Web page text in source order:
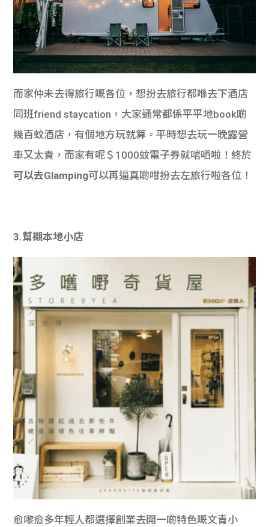
而家仲未去得旅行嘅各位，想扮去旅行都喺去下酒店
同班friend staycation，大家通常都係平平地book啲
幾百蚊酒店，有個地方玩就算。平時想去玩一晚露營
車又太貴，而家有呢＄1000蚊電子券就啱哂啦！終於
可以去Glamping可以再逼真啲咁扮去左旅行啦各位！
3.幫襯本地小店
愈嚟愈多年輕人都選擇創業去開一啲特色嘅文青小